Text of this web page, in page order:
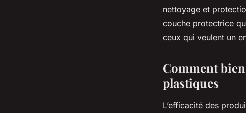
nettoyage et
couche protectrice
ceux qui veulent un
Comment
plastiques
L’efficacité des